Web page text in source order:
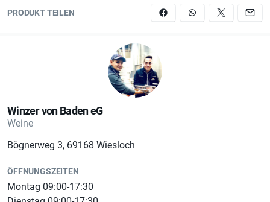
PRODUKT TEILEN
Winzer von Baden eG
Weine
Bögnerweg 3, 69168 Wiesloch
ÖFFNUNGSZEITEN
Montag 09:00-17:30